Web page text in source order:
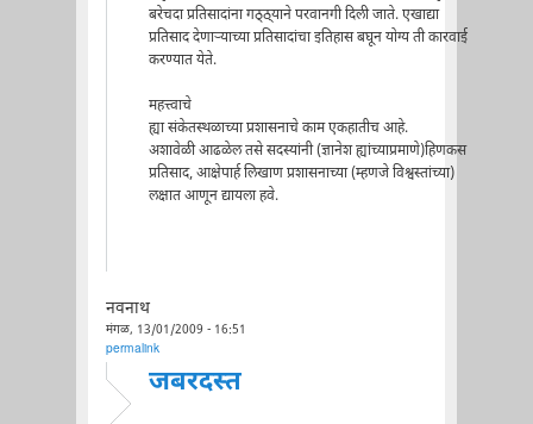
बरेचदा प्रतिसादांना गठ्ठ्याने परवानगी दिली जाते. एखाद्या
प्रतिसाद देणार्‍याच्या प्रतिसादांचा इतिहास बघून योग्य ती कारवाई
करण्यात येते.
महत्त्वाचे
ह्या संकेतस्थळाच्या प्रशासनाचे काम एकहातीच आहे.
अशावेळी आढळेल तसे सदस्यांनी (ज्ञानेश ह्यांच्याप्रमाणे)हिणकस
प्रतिसाद, आक्षेपार्ह लिखाण प्रशासनाच्या (म्हणजे विश्वस्तांच्या)
लक्षात आणून द्यायला हवे.
नवनाथ
मंगळ, 13/01/2009 - 16:51
permalink
जबरदस्त